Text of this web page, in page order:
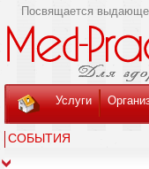
Посвящается
Услуги
СОБЫТИЯ